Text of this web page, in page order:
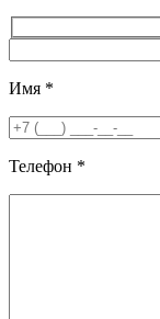
Имя *
Телефон *